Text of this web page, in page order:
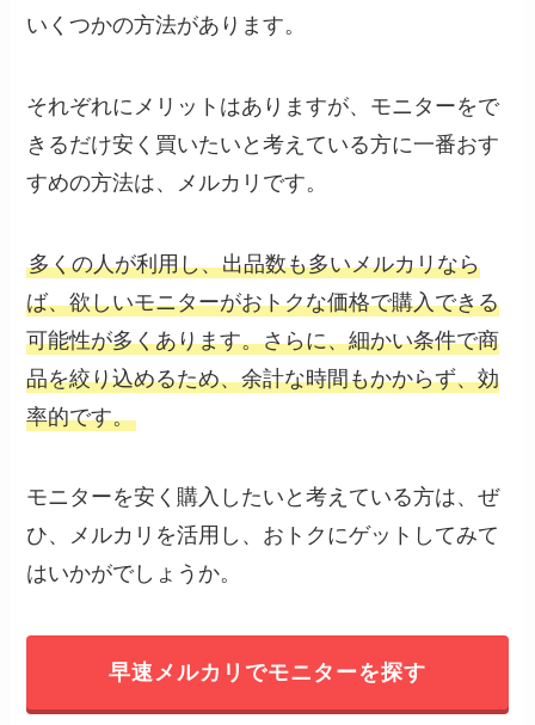
いくつかの方法があります。
それぞれにメリットはありますが、モニターをで
きるだけ安く買いたいと考えている方に一番おす
すめの方法は、メルカリです。
多くの人が利用し、出品数も多いメルカリなら
ば、欲しいモニターがおトクな価格で購入できる
可能性が多くあります。さらに、細かい条件で商
品を絞り込めるため、余計な時間もかからず、効
率的です。
モニターを安く購入したいと考えている方は、ぜ
ひ、メルカリを活用し、おトクにゲットしてみて
はいかがでしょうか。
早速メルカリでモニターを探す